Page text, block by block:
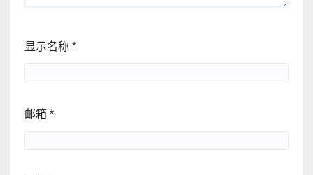
显示名称 *
邮箱 *